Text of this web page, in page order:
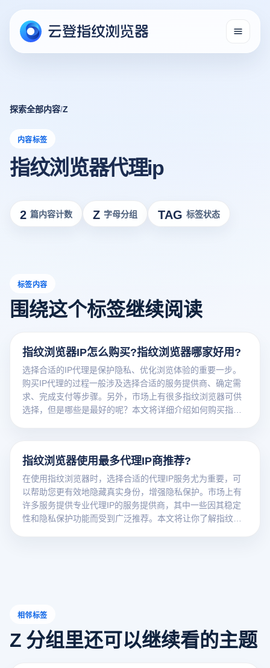
探索全部内容/Z
内容标签
指纹浏览器代理ip
2 篇内容计数 Z 字母分组 TAG 标签状态
标签内容
围绕这个标签继续阅读
指纹浏览器IP怎么购买?指纹浏览器哪家好用?
选择合适的IP代理是保护隐私、优化浏览体验的重要一步。
购买IP代理的过程一般涉及选择合适的服务提供商、确定需
求、完成支付等步骤。另外，市场上有很多指纹浏览器可供
选择，但是哪些是最好的呢？本文将详细介绍如何购买指纹
指纹浏览器使用最多代理IP商推荐?
在使用指纹浏览器时，选择合适的代理IP服务尤为重要，可
以帮助您更有效地隐藏真实身份，增强隐私保护。市场上有
许多服务提供专业代理IP的服务提供商，其中一些因其稳定
性和隐私保护功能而受到广泛推荐。本文将让你了解指纹浏
相邻标签
Z 分组里还可以继续看的主题